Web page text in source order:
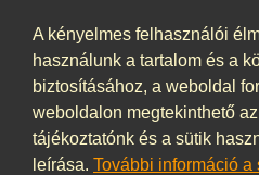
A kényelmes felhasználói
használunk a tartalom és a
biztosításához, a weboldal
weboldalon megtekinthető
tájékoztatónk és a sütik
leírása. További információ a
ÉLELMISZERIPAR,
BERENDEZÉSEK (6)
ELSZÍVÓ
PORELSZÍVÓ
PORSZŰRŐK,